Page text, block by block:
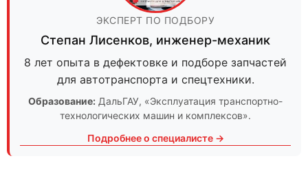
ЭКСПЕРТ ПО ПОДБОРУ
Степан Лисенков, инженер-механик
8 лет опыта в дефектовке и подборе запчастей
для автотранспорта и спецтехники.
Образование: ДальГАУ, «Эксплуатация транспортно-
технологических машин и комплексов».
Подробнее о специалисте →